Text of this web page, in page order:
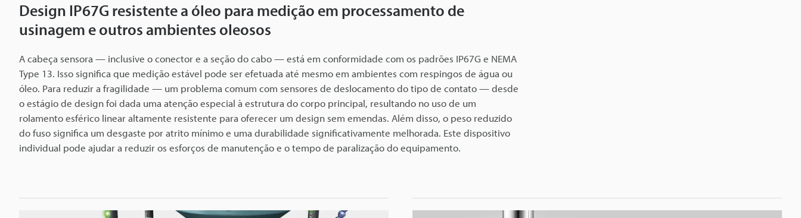
t
a
p
r
e
Design IP67G resistente a óleo para medição em processamento de
usinagem e outros ambientes oleosos
A cabeça sensora — inclusive o conector e a seção do cabo — está em conformidade com os padrões IP67G e NEMA
Type 13. Isso significa que medição estável pode ser efetuada até mesmo em ambientes com respingos de água ou
óleo. Para reduzir a fragilidade — um problema comum com sensores de deslocamento do tipo de contato — desde
o estágio de design foi dada uma atenção especial à estrutura do corpo principal, resultando no uso de um
rolamento esférico linear altamente resistente para oferecer um design sem emendas. Além disso, o peso reduzido
do fuso significa um desgaste por atrito mínimo e uma durabilidade significativamente melhorada. Este dispositivo
individual pode ajudar a reduzir os esforços de manutenção e o tempo de paralização do equipamento.